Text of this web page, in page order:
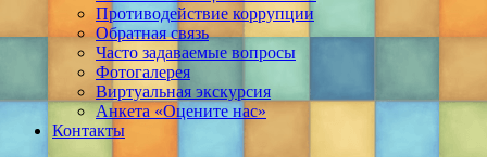
Противодействие коррупции
Обратная связь
Часто задаваемые вопросы
Фотогалерея
Виртуальная экскурсия
Анкета «Оцените нас»
Контакты